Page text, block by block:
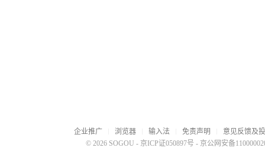
企业推广 浏览器 输入法 免责声明
意见反馈及
© 2026 SOGOU - 京ICP证050897号 - 京公网安备